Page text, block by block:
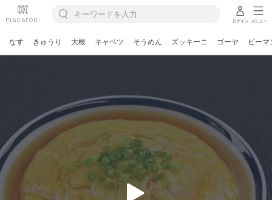
ログイン メニュー
なす きゅうり 大根 キャベツ そうめん ズッキーニ ゴーヤ ピーマ